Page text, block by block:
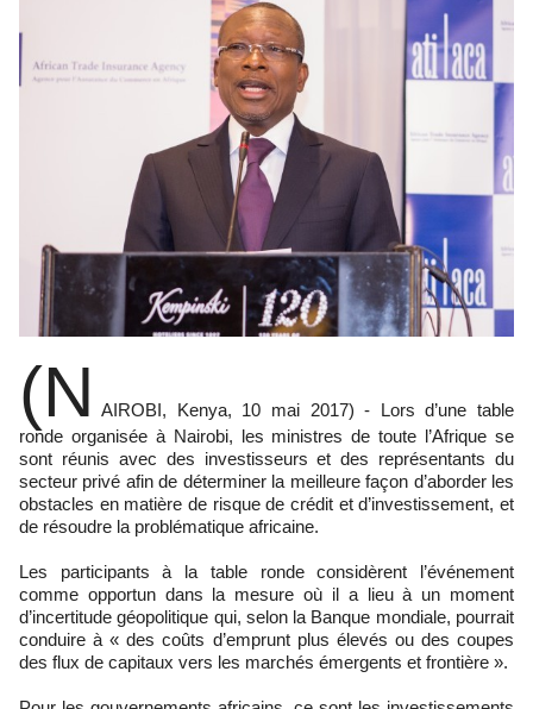
(N AIROBI, Kenya, 10 mai 2017) - Lors d’une table
ronde organisée à Nairobi, les ministres de toute l’Afrique se
sont réunis avec des investisseurs et des représentants du
secteur privé afin de déterminer la meilleure façon d’aborder les
obstacles en matière de risque de crédit et d’investissement, et
de résoudre la problématique africaine.
Les participants à la table ronde considèrent l’événement
comme opportun dans la mesure où il a lieu à un moment
d’incertitude géopolitique qui, selon la Banque mondiale, pourrait
conduire à « des coûts d’emprunt plus élevés ou des coupes
des flux de capitaux vers les marchés émergents et frontière ».